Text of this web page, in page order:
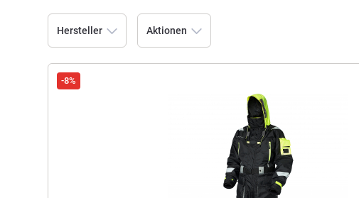
Hersteller Aktionen
-8%